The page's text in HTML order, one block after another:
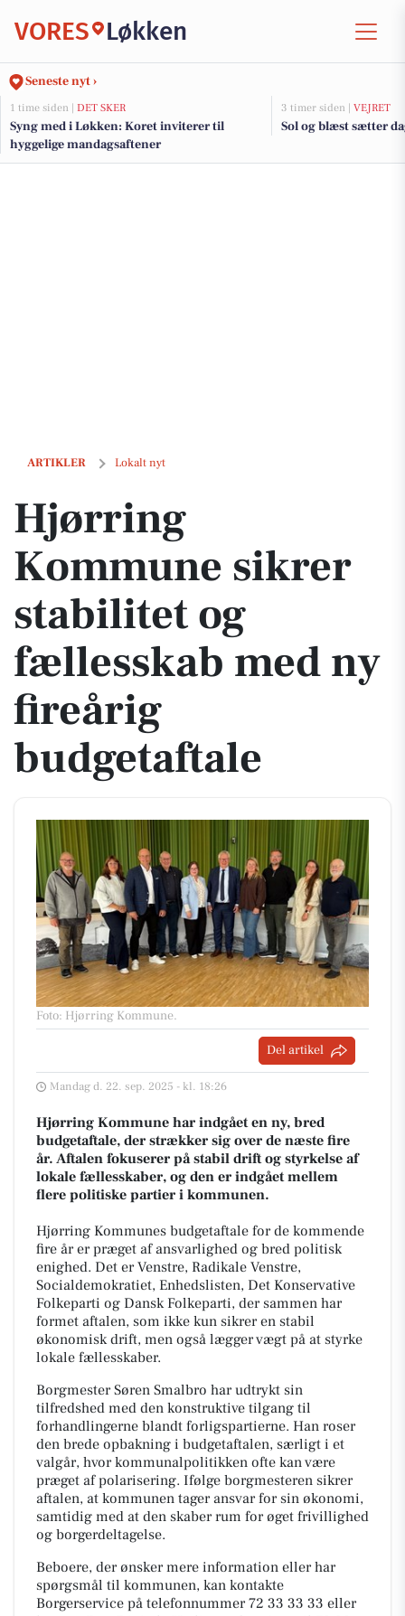
VORES Løkken
Seneste nyt ›
1 time siden | DET SKER
Syng med i Løkken: Koret inviterer til
hyggelige mandagsaftener
3 timer siden | VEJRET
Sol og blæst sætter
ARTIKLER Lokalt nyt
Hjørring Kommune sikrer stabilitet og fællesskab med ny fireårig
Hjørring
Kommune sikrer
stabilitet og
fællesskab med ny
fireårig
budgetaftale
Foto: Hjørring Kommune.
Del artikel
Mandag d. 22. sep. 2025 - kl. 18:26
Hjørring Kommune har indgået en ny, bred
budgetaftale, der strækker sig over de næste fire
år. Aftalen fokuserer på stabil drift og styrkelse af
lokale fællesskaber, og den er indgået mellem
flere politiske partier i kommunen.
Hjørring Kommunes budgetaftale for de kommende
fire år er præget af ansvarlighed og bred politisk
enighed. Det er Venstre, Radikale Venstre,
Socialdemokratiet, Enhedslisten, Det Konservative
Folkeparti og Dansk Folkeparti, der sammen har
formet aftalen, som ikke kun sikrer en stabil
økonomisk drift, men også lægger vægt på at styrke
lokale fællesskaber.
Borgmester Søren Smalbro har udtrykt sin
tilfredshed med den konstruktive tilgang til
forhandlingerne blandt forligspartierne. Han roser
den brede opbakning i budgetaftalen, særligt i et
valgår, hvor kommunalpolitikken ofte kan være
præget af polarisering. Ifølge borgmesteren sikrer
aftalen, at kommunen tager ansvar for sin økonomi,
samtidig med at den skaber rum for øget frivillighed
og borgerdeltagelse.
Beboere, der ønsker mere information eller har
spørgsmål til kommunen, kan kontakte
Borgerservice på telefonnummer 72 33 33 33 eller